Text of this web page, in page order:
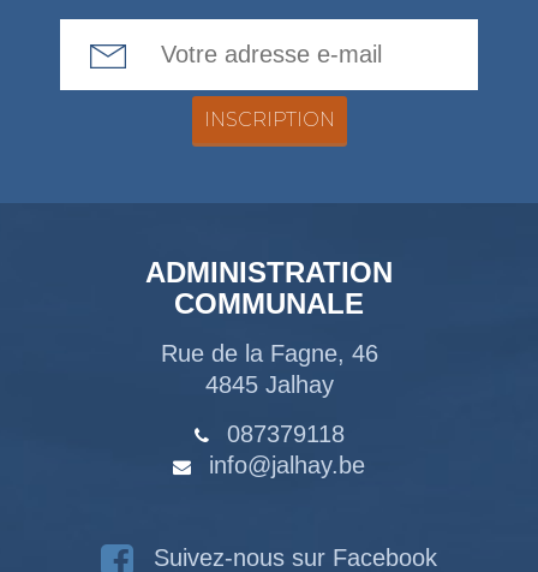
ADMINISTRATION
COMMUNALE
Rue de la Fagne, 46
4845 Jalhay
087379118
info@jalhay.be
Suivez-nous sur Facebook